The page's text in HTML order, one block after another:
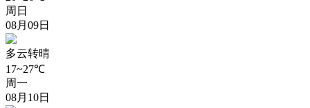
周日
08月09日
多云转晴
17~27℃
周一
08月10日